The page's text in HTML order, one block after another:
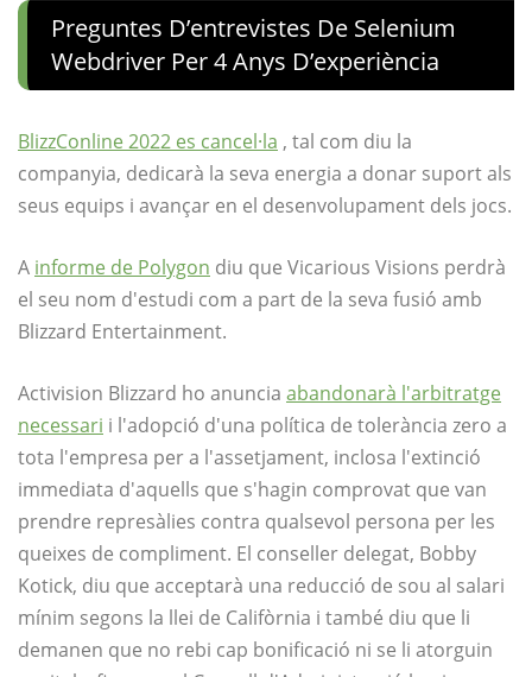
Preguntes D’entrevistes De Selenium
Webdriver Per 4 Anys D’experiència
BlizzConline 2022 es cancel·la , tal com diu la
companyia, dedicarà la seva energia a donar suport als
seus equips i avançar en el desenvolupament dels jocs.
A informe de Polygon diu que Vicarious Visions perdrà
el seu nom d'estudi com a part de la seva fusió amb
Blizzard Entertainment.
Activision Blizzard ho anuncia abandonarà l'arbitratge
necessari i l'adopció d'una política de tolerància zero a
tota l'empresa per a l'assetjament, inclosa l'extinció
immediata d'aquells que s'hagin comprovat que van
prendre represàlies contra qualsevol persona per les
queixes de compliment. El conseller delegat, Bobby
Kotick, diu que acceptarà una reducció de sou al salari
mínim segons la llei de Califòrnia i també diu que li
demanen que no rebi cap bonificació ni se li atorguin